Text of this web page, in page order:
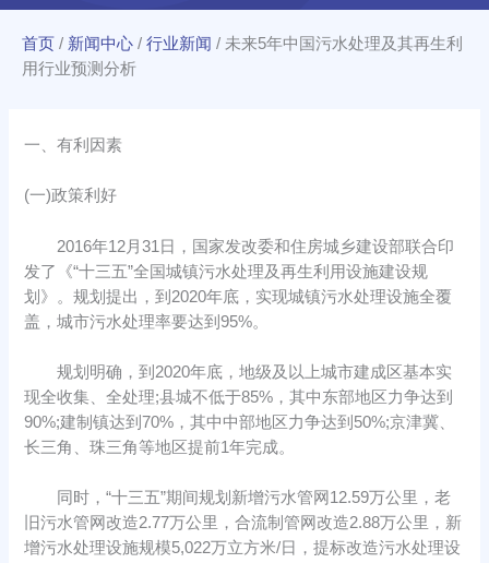
首页 / 新闻中心 / 行业新闻 / 未来5年中国污水处理及其再生利
用行业预测分析
一、有利因素
(一)政策利好
2016年12月31日，国家发改委和住房城乡建设部联合印
发了《“十三五”全国城镇污水处理及再生利用设施建设规
划》。规划提出，到2020年底，实现城镇污水处理设施全覆
盖，城市污水处理率要达到95%。
规划明确，到2020年底，地级及以上城市建成区基本实
现全收集、全处理;县城不低于85%，其中东部地区力争达到
90%;建制镇达到70%，其中中部地区力争达到50%;京津冀、
长三角、珠三角等地区提前1年完成。
同时，“十三五”期间规划新增污水管网12.59万公里，老
旧污水管网改造2.77万公里，合流制管网改造2.88万公里，新
增污水处理设施规模5,022万立方米/日，提标改造污水处理设